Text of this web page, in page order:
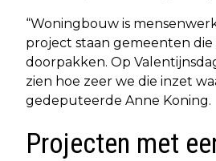
“Woningbouw is
project staan gemeenten
doorpakken. Op
zien hoe zeer we die inzet
gedeputeerde Anne Koning.
Projecten met